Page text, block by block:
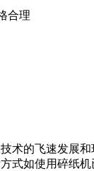
合理
术的飞速发展
式如使用碎纸